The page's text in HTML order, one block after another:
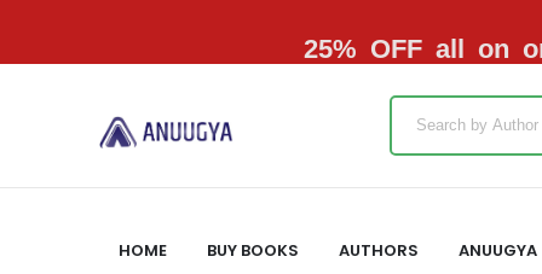
25% OFF all on
HOME BUY BOOKS AUTHORS